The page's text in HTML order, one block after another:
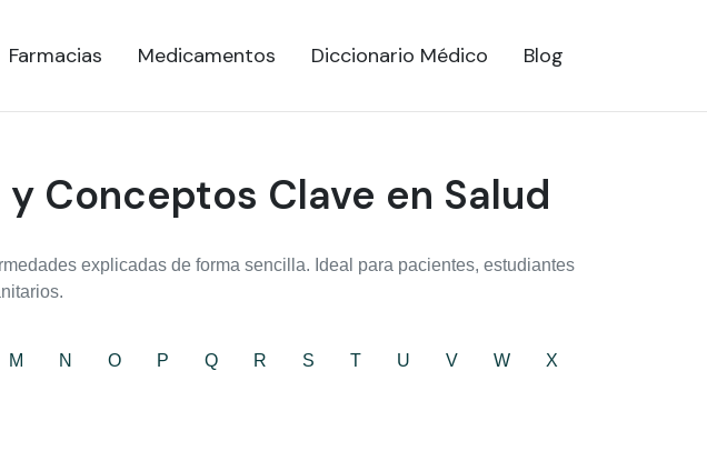
Farmacias Medicamentos Diccionario Médico Blog
Conceptos Clave en Salud
explicadas de forma sencilla. Ideal para pacientes, estudiantes
M N O P Q R S T U V W X